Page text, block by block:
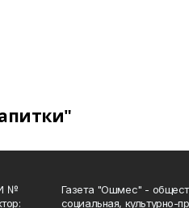
№
Газета "Ошмес" -
социальная, культурно-